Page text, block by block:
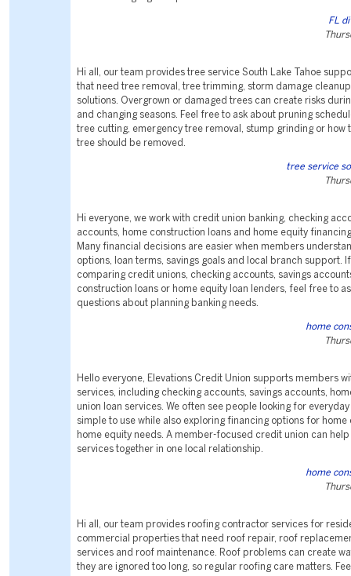
FL
Hi all, our team provides tree service South Lake Tahoe
that need tree removal, tree trimming, storm damage
solutions. Overgrown or damaged trees can create risks
and changing seasons. Feel free to ask about pruning
tree cutting, emergency tree removal, stump grinding or how
tree should be removed.
tree service
Hi everyone, we work with credit union banking, checking
accounts, home construction loans and home equity
Many financial decisions are easier when members
options, loan terms, savings goals and local branch support.
comparing credit unions, checking accounts, savings
construction loans or home equity loan lenders, feel free to
questions about planning banking needs.
home
Hello everyone, Elevations Credit Union supports members
services, including checking accounts, savings accounts,
union loan services. We often see people looking for
simple to use while also exploring financing options for home
home equity needs. A member-focused credit union can
services together in one local relationship.
home
Hi all, our team provides roofing contractor services for
commercial properties that need roof repair, roof
services and roof maintenance. Roof problems can create
they are ignored too long, so regular roofing care matters.